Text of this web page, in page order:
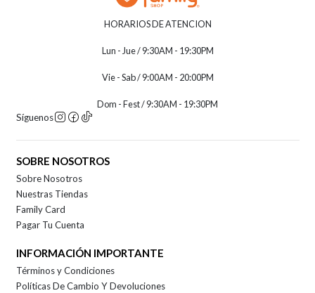
HORARIOS DE ATENCION
Lun - Jue / 9:30AM - 19:30PM
Vie - Sab / 9:00AM - 20:00PM
Dom - Fest / 9:30AM - 19:30PM
Síguenos
SOBRE NOSOTROS
Sobre Nosotros
Nuestras Tiendas
Family Card
Pagar Tu Cuenta
INFORMACIÓN IMPORTANTE
Términos y Condiciones
Políticas De Cambio Y Devoluciones